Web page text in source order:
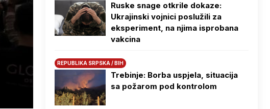
Ruske snage otkrile dokaze:
Ukrajinski vojnici poslužili za
eksperiment, na njima isprobana
vakcina
REPUBLIKA SRPSKA / BIH
Trebinje: Borba uspjela, situacija
sa požarom pod kontrolom